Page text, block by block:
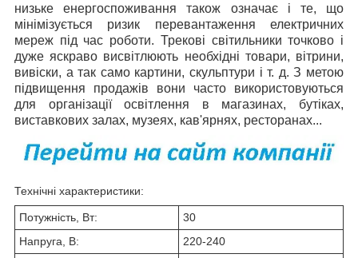
низьке енергоспоживання також означає і те, що
мінімізується ризик перевантаження електричних
мереж під час роботи. Трекові світильники точково і
дуже яскраво висвітлюють необхідні товари, вітрини,
вивіски, а так само картини, скульптури і т. д. З метою
підвищення продажів вони часто використовуються
для організації освітлення в магазинах, бутіках,
виставкових залах, музеях, кав'ярнях, ресторанах...
Технічні характеристики:
Потужність, Вт:
30
Напруга, В:
220-240